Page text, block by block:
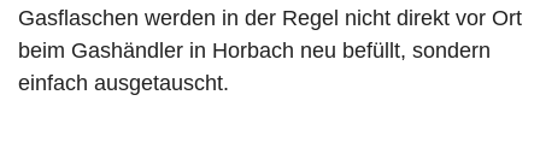
Gasflaschen werden in der Regel nicht direkt vor Ort
beim Gashändler in Horbach neu befüllt, sondern
einfach ausgetauscht.